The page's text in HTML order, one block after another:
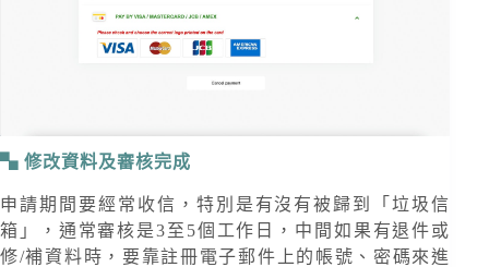
修改資料及審核完成
申請期間要經常收信，特別是有沒有被歸到「垃圾信
箱」，通常審核是3至5個工作日，中間如果有退件或
修/補資料時，要靠註冊電子郵件上的帳號、密碼來進